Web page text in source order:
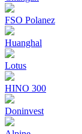
FSO Polanez
Huanghal
Lotus
HINO 300
Doninvest